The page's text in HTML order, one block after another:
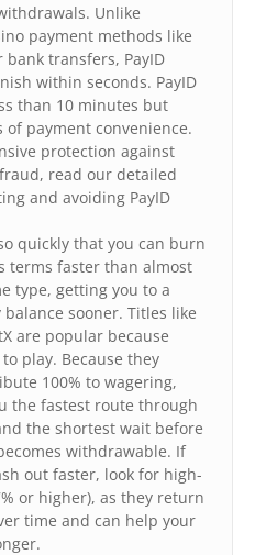
Unlike
payment methods like
transfers, PayID
within seconds. PayID
than 10 minutes but
of payment convenience.
protection against
read our detailed
and avoiding PayID
quickly that you can burn
terms faster than almost
type, getting you to a
sooner. Titles like
are popular because
play. Because they
100% to wagering,
the fastest route through
the shortest wait before
withdrawable. If
out faster, look for high-
or higher), as they return
time and can help your